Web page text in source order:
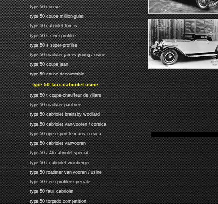
type 50 course
type 50 coupe million-guiet
type 50 cabriolet tomas
type 50 s semi-profilee
type 50 s super-profilee
type 50 roadster james young / usine
type 50 coupe jean
type 50 coupe decouvrable
type 50 faux-cabriolet usine
type 50 t coupe-chauffeur de villars
type 50 roadster paul nee
type 50 cabriolet brainsby woollard
type 50 cabriolet van-vooren / corsica
type 50 open sport le mans corsica
type 50 cabriolet vanvooren
type 50 / 46 cabriolet special
type 50 t cabriolet weinberger
type 50 roadster van vooren / usine
type 50 semi-profilee speciale
type 50 faux cabriolet
type 50 torpedo competition